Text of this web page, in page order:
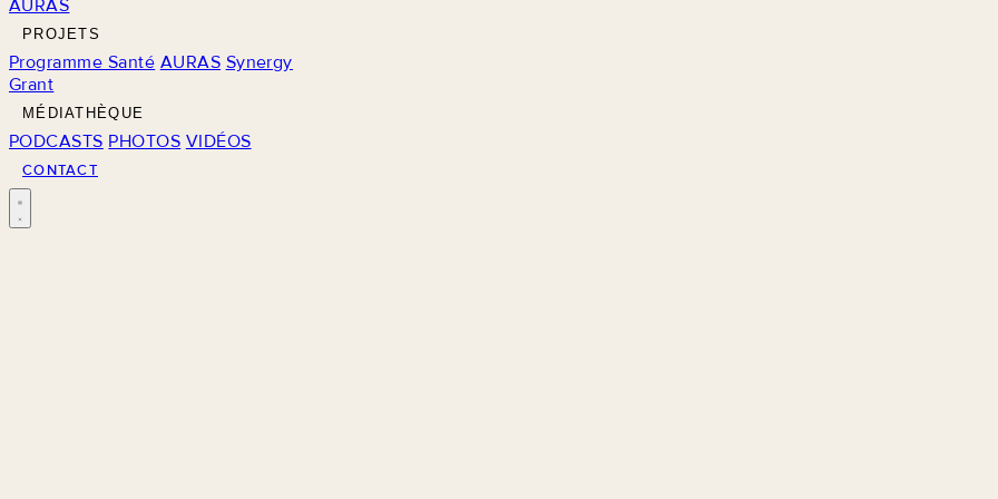
AURAS
PROJETS
Programme Santé AURAS Synergy
Grant
MÉDIATHÈQUE
PODCASTS PHOTOS VIDÉOS
CONTACT